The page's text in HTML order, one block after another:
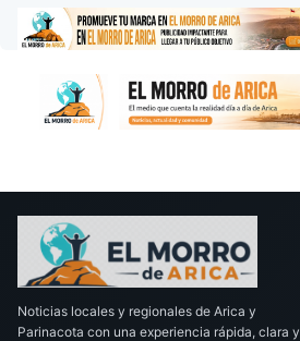
Noticias locales y regionales de Arica y
Parinacota con una experiencia rápida, clara y